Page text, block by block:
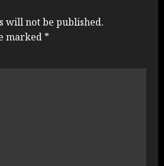
will not be published.
marked *